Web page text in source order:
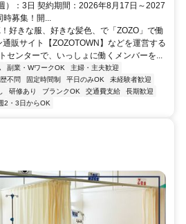
）：3日 契約期間：2026年8月17日～2027
募集！開...
好きな服、好きな髪色、で「ZOZO」で働
販サイト【ZOZOTOWN】などを運営する
センターで、いっしょに働くメンバーを...
副業・WワークOK
主婦・主夫歓迎
不問 固定時間制 平日のみOK
未経験者歓迎
研修あり ブランクOK 交通費支給
長期歓迎
2・3日からOK